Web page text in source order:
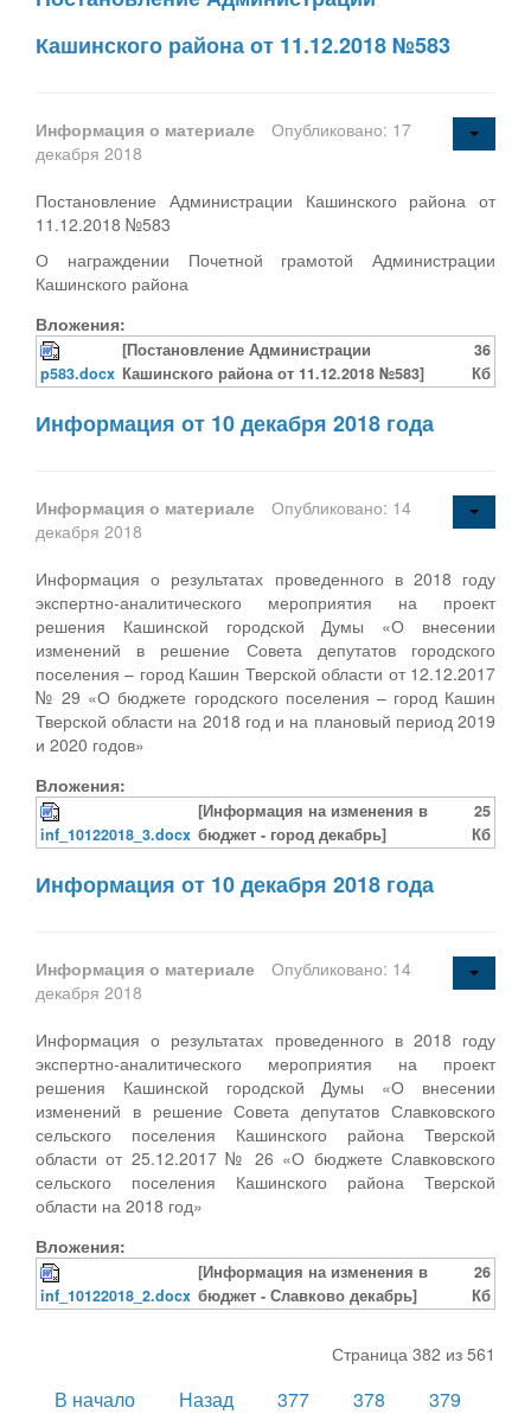
Кашинского района от 11.12.2018 №583
Информация о материале
Опубликовано: 17
декабря 2018
Постановление Администрации Кашинского района от
11.12.2018 №583
О награждении Почетной грамотой Администрации
Кашинского района
Вложения:
p583.docx
[Постановление Администрации
Кашинского района от 11.12.2018 №583]
36
Кб
Информация от 10 декабря 2018 года
Информация о материале
Опубликовано: 14
декабря 2018
Информация о результатах проведенного в 2018 году
экспертно-аналитического мероприятия на проект
решения Кашинской городской Думы «О внесении
изменений в решение Совета депутатов городского
поселения – город Кашин Тверской области от 12.12.2017
№ 29 «О бюджете городского поселения – город Кашин
Тверской области на 2018 год и на плановый период 2019
и 2020 годов»
Вложения:
inf_10122018_3.docx
[Информация на изменения в
бюджет - город декабрь]
25
Кб
Информация от 10 декабря 2018 года
Информация о материале
Опубликовано: 14
декабря 2018
Информация о результатах проведенного в 2018 году
экспертно-аналитического мероприятия на проект
решения Кашинской городской Думы «О внесении
изменений в решение Совета депутатов Славковского
сельского поселения Кашинского района Тверской
области от 25.12.2017 № 26 «О бюджете Славковского
сельского поселения Кашинского района Тверской
области на 2018 год»
Вложения:
inf_10122018_2.docx
[Информация на изменения в
бюджет - Славково декабрь]
26
Кб
Страница 382 из 561
В начало Назад 377 378
379